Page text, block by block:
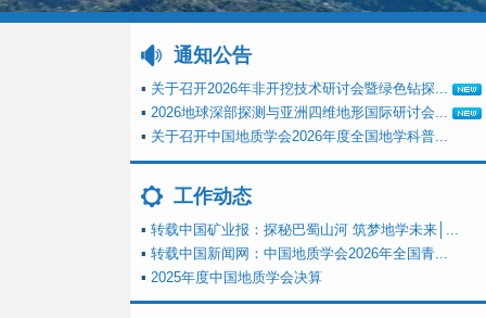
通知公告
▪ 关于召开2026年非开挖技术研讨会暨绿色钻探...
▪ 2026地球深部探测与亚洲四维地形国际研讨会...
▪ 关于召开中国地质学会2026年度全国地学科普...
工作动态
▪ 转载中国矿业报：探秘巴蜀山河 筑梦地学未来│...
▪ 转载中国新闻网：中国地质学会2026年全国青...
▪ 2025年度中国地质学会决算